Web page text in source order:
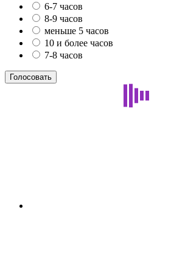
6-7 часов
8-9 часов
меньше 5 часов
10 и более часов
7-8 часов